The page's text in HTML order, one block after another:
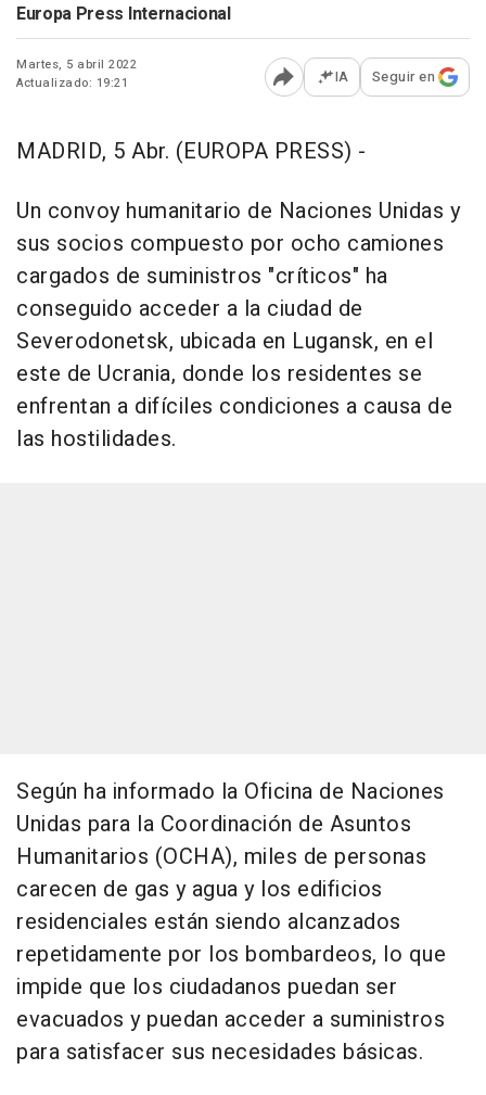
Europa Press Internacional
Martes, 5 abril 2022
Actualizado: 19:21
Abrir opciones para
IA Seguir en
MADRID, 5 Abr. (EUROPA PRESS) -
Un convoy humanitario de Naciones Unidas y
sus socios compuesto por ocho camiones
cargados de suministros "críticos" ha
conseguido acceder a la ciudad de
Severodonetsk, ubicada en Lugansk, en el
este de Ucrania, donde los residentes se
enfrentan a difíciles condiciones a causa de
las hostilidades.
Según ha informado la Oficina de Naciones
Unidas para la Coordinación de Asuntos
Humanitarios (OCHA), miles de personas
carecen de gas y agua y los edificios
residenciales están siendo alcanzados
repetidamente por los bombardeos, lo que
impide que los ciudadanos puedan ser
evacuados y puedan acceder a suministros
para satisfacer sus necesidades básicas.